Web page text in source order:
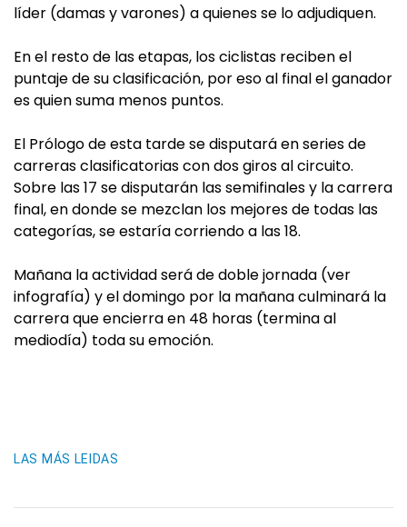
líder (damas y varones) a quienes se lo adjudiquen.
En el resto de las etapas, los ciclistas reciben el
puntaje de su clasificación, por eso al final el ganador
es quien suma menos puntos.
El Prólogo de esta tarde se disputará en series de
carreras clasificatorias con dos giros al circuito.
Sobre las 17 se disputarán las semifinales y la carrera
final, en donde se mezclan los mejores de todas las
categorías, se estaría corriendo a las 18.
Mañana la actividad será de doble jornada (ver
infografía) y el domingo por la mañana culminará la
carrera que encierra en 48 horas (termina al
mediodía) toda su emoción.
LAS MÁS LEIDAS